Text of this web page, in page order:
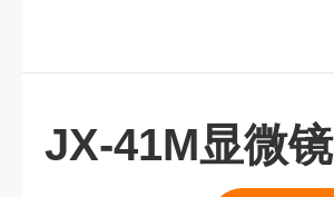
JX-41M显微镜